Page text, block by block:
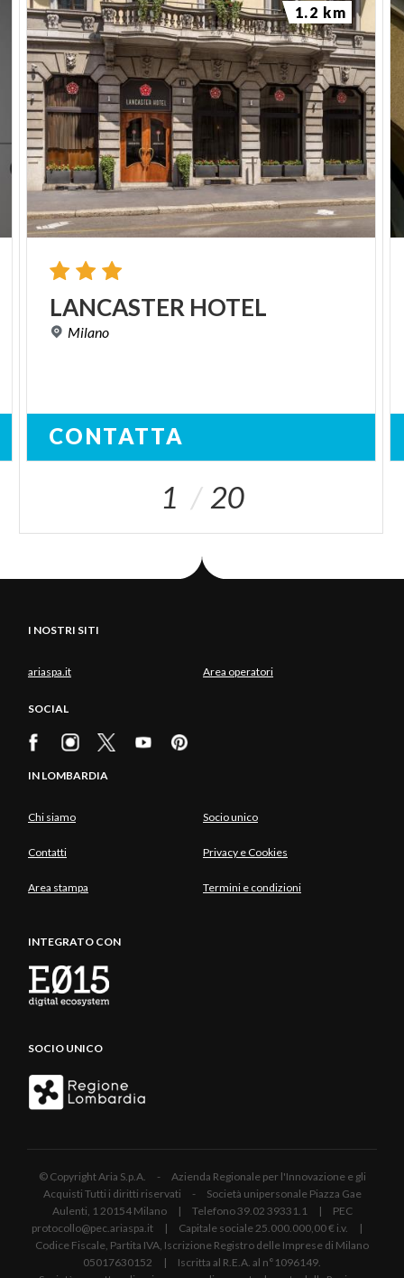
LANCASTER HOTEL
Milano
CONTATTA
1.2 km
1 20
I NOSTRI SITI
ariaspa.it Area operatori
SOCIAL
IN LOMBARDIA
Chi siamo Socio unico
Contatti Privacy e Cookies
Area stampa Termini e condizioni
INTEGRATO CON
SOCIO UNICO
© Copyright Aria S.p.A. - Azienda Regionale per l'Innovazione e gli
Acquisti Tutti i diritti riservati - Società unipersonale Piazza Gae
Aulenti, 1 20154 Milano | Telefono 39.02 39331.1 | PEC
protocollo@pec.ariaspa.it | Capitale sociale 25.000.000,00 € i.v. |
Codice Fiscale, Partita IVA, Iscrizione Registro delle Imprese di Milano
05017630152 | Iscritta al R.E.A. al n°1096149.